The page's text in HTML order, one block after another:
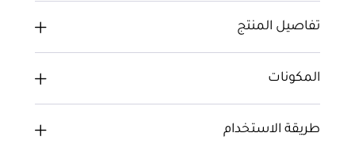
تفاصيل المنتج
المكونات
طريقة الاستخدام